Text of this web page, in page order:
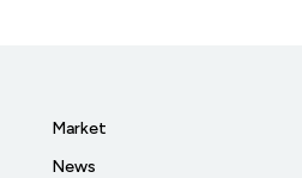
Market
News